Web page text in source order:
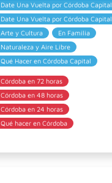
Date Una Vuelta por Córdoba Capital
Date Una Vuelta por Córdoba Capital
Arte y Cultura
En Familia
Naturaleza y Aire Libre
Qué Hacer en Córdoba Capital
Córdoba en 72 horas
Córdoba en 48 horas
Córdoba en 24 horas
Qué hacer en Córdoba